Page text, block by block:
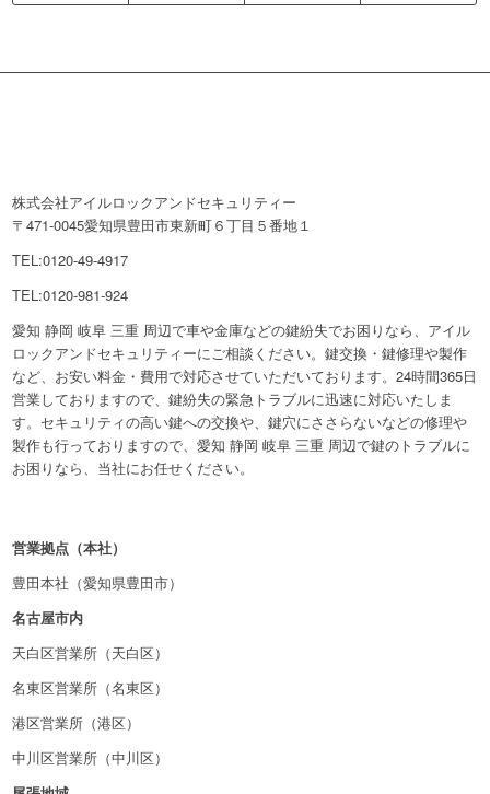
株式会社アイルロックアンドセキュリティー
〒471-0045愛知県豊田市東新町６丁目５番地１
TEL:0120-49-4917
TEL:0120-981-924
愛知 静岡 岐阜 三重 周辺で車や金庫などの鍵紛失でお困りなら、アイル
ロックアンドセキュリティーにご相談ください。鍵交換・鍵修理や製作
など、お安い料金・費用で対応させていただいております。24時間365日
営業しておりますので、鍵紛失の緊急トラブルに迅速に対応いたしま
す。セキュリティの高い鍵への交換や、鍵穴にささらないなどの修理や
製作も行っておりますので、愛知 静岡 岐阜 三重 周辺で鍵のトラブルに
お困りなら、当社にお任せください。
営業拠点（本社）
豊田本社（愛知県豊田市）
名古屋市内
天白区営業所（天白区）
名東区営業所（名東区）
港区営業所（港区）
中川区営業所（中川区）